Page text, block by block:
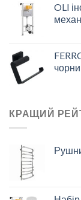
OLI
КРАЩИЙ